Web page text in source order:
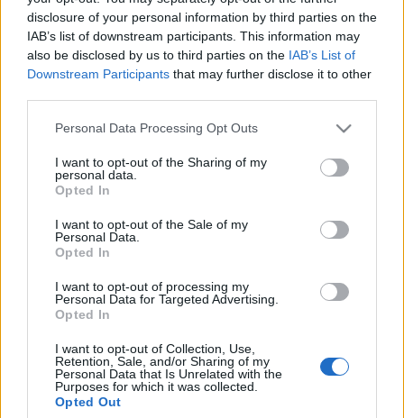
disclosure of your personal information by third parties on the
IAB’s list of downstream participants. This information may
also be disclosed by us to third parties on the IAB’s List of
Downstream Participants that may further disclose it to other
Please note that this website/app uses one or more Google
not limited to your visit or usage behaviour. You may click to
grant or deny consent to Google and its third-party tags to
use your data for below specified purposes in below Google
consent section.
Personal Data Processing Opt Outs
I want to opt-out of the Sharing of my
personal data.
Opted In
I want to opt-out of the Sale of my
Personal Data.
Opted In
I want to opt-out of processing my
Personal Data for Targeted Advertising.
Opted In
I want to opt-out of Collection, Use,
Retention, Sale, and/or Sharing of my
Personal Data that Is Unrelated with the
Purposes for which it was collected.
Opted Out
Fotó: Thomas Breitling
Címkék:zsűri Stohl András TV2 RTL Klub
TV2 Csoport
Ajánlott bejegyzések:
Szinkronhangok: Doktor Murphy (The
Good Doctor)
Két országos tévépremier sorozat is
indul heteken belül az RTL Klubon